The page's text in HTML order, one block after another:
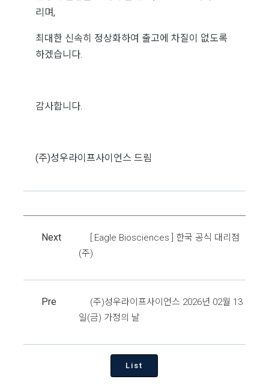
리며,
최대한 신속히 정상화하여 출고에 차질이 없도록
하겠습니다.
감사합니다.
(주)성우라이프사이언스 드림
Next
[ Eagle Biosciences ] 한국 공식 대리점
(주)
Pre
(주)성우라이프사이언스 2026년 02월 13
일(금) 가정의 날
List